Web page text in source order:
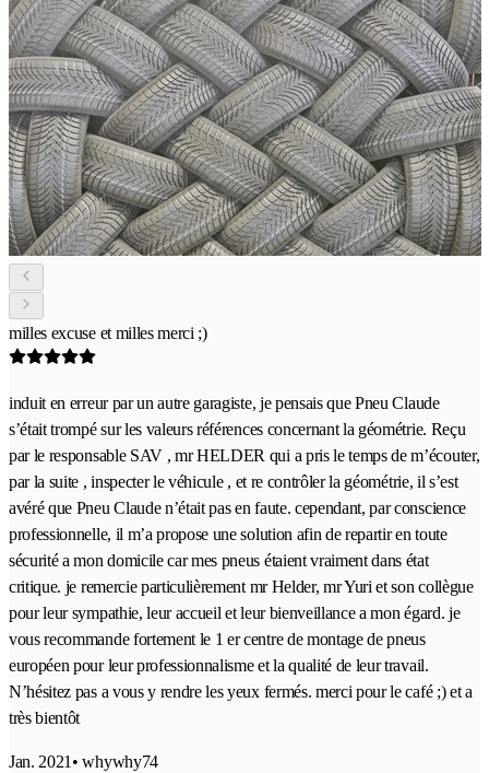
milles excuse et milles merci ;)
induit en erreur par un autre garagiste, je pensais que Pneu Claude
s’était trompé sur les valeurs références concernant la géométrie. Reçu
par le responsable SAV , mr HELDER qui a pris le temps de m’écouter,
par la suite , inspecter le véhicule , et re contrôler la géométrie, il s’est
avéré que Pneu Claude n’était pas en faute. cependant, par conscience
professionnelle, il m’a propose une solution afin de repartir en toute
sécurité a mon domicile car mes pneus étaient vraiment dans état
critique. je remercie particulièrement mr Helder, mr Yuri et son collègue
pour leur sympathie, leur accueil et leur bienveillance a mon égard. je
vous recommande fortement le 1 er centre de montage de pneus
européen pour leur professionnalisme et la qualité de leur travail.
N’hésitez pas a vous y rendre les yeux fermés. merci pour le café ;) et a
très bientôt
Jan. 2021 • whywhy74